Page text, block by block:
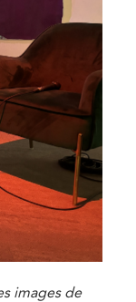
images de